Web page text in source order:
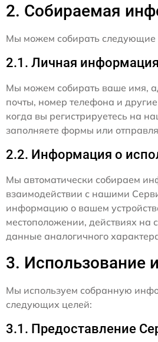
2. Собираемая
Мы можем собирать
2.1. Личная информация
Мы можем собирать ваше имя,
почты, номер телефона и
когда вы регистрируетесь на
заполняете формы или
2.2. Информация о
Мы автоматически собираем
взаимодействии с нашими
информацию о вашем
местоположении, действиях на
данные аналогичного
3. Использование
Мы используем собранную
следующих целей:
3.1. Предоставление